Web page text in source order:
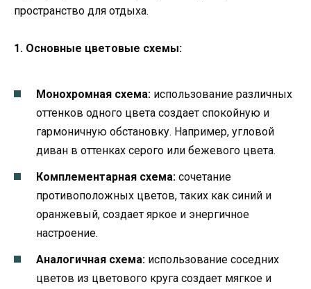
пространство для отдыха.
1. Основные цветовые схемы:
Монохромная схема: использование различных
оттенков одного цвета создает спокойную и
гармоничную обстановку. Например, угловой
диван в оттенках серого или бежевого цвета.
Комплементарная схема: сочетание
противоположных цветов, таких как синий и
оранжевый, создает яркое и энергичное
настроение.
Аналогичная схема: использование соседних
цветов из цветового круга создает мягкое и